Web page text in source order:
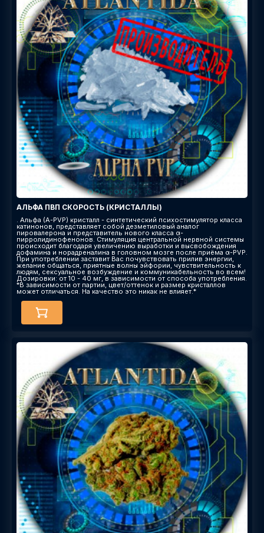
АЛЬФА ПВП СКОРОСТЬ (КРИСТАЛЛЫ)
. Альфа (A-PVP) кристалл - синтетический психостимулятор класса
катинонов, представляет собой дезметиловый аналог
пировалерона и представитель нового класса α-
пирролидинофенонов. Стимуляция центральной нервной системы
происходит благодаря увеличению выработки и высвобождения
дофамина и норадреналина в головном мозге после приёма α-PVP.
При употреблении заставит Вас почувствовать прилив энергии,
желание общаться, приятные волны эйфории, чувствительность к
людям, сексуальное возбуждение и коммуникабельность во всем!
Дозировки: от 10 - 40 мг, в зависимости от способа употребления.
*В зависимости от партии, цвет/оттенок и размер кристаллов
может отличаться. На качество это никак не влияет.*